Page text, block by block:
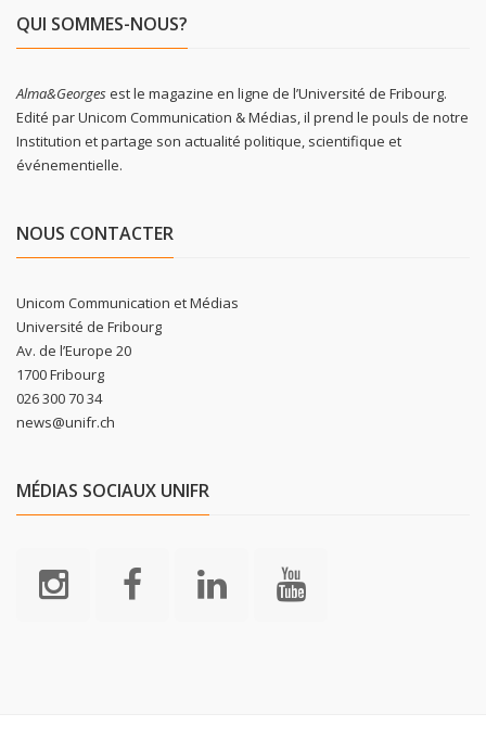
QUI SOMMES-NOUS?
Alma&Georgesest le magazine en ligne de l’Université de Fribourg.
Edité par Unicom Communication & Médias, il prend le pouls de notre
Institution et partage son actualité politique, scientifique et
événementielle.
NOUS CONTACTER
Unicom Communication et Médias
Université de Fribourg
Av. de l’Europe 20
1700 Fribourg
026 300 70 34
news@unifr.ch
MÉDIAS SOCIAUX UNIFR